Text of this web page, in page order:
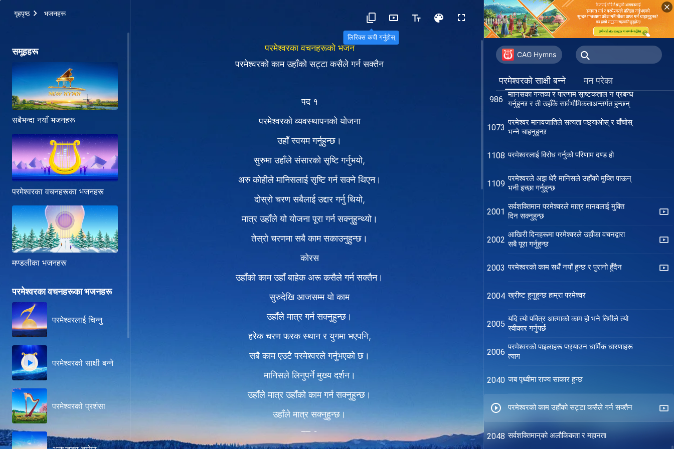
गृहपृष्ठ भजनहरू
लिरिक्स कपी गर्नुहोस्
समूहहरू
सबैभन्दा नयाँ भजनहरू
परमेश्‍वरका वचनहरूका भजनहरू
मण्डलीका भजनहरू
परमेश्‍वरका वचनहरूका भजनहरू
परमेश्‍वरलाई चिन्‍नु
परमेश्‍वरको साक्षी बन्‍ने
परमेश्वरको प्रशंसा
परमेश्‍वरका वचनहरूको भजन
परमेश्‍वरको काम उहाँको सट्टा कसैले गर्न सक्तैन
पद १
परमेश्‍वरको व्यवस्थापनको योजना
उहाँ स्वयम गर्नुहुन्छ।
सुरुमा उहाँले संसारको सृष्टि गर्नुभयो,
अरु कोहीले मानिसलाई सृष्टि गर्न सक्ने थिएन।
दोस्रो चरण सबैलाई उद्दार गर्नु थियो,
मात्र उहाँले यो योजना पूरा गर्न सक्नुहुन्थ्यो।
तेस्रो चरणमा सबै काम सकाउनुहुन्छ।
कोरस
उहाँको काम उहाँ बाहेक अरू कसैले गर्न सक्तैन।
सुरुदेखि आजसम्म यो काम
उहाँले मात्र गर्न सक्नुहुन्छ।
हरेक चरण फरक स्थान र युगमा भएपनि,
सबै काम एउटै परमेश्‍वरले गर्नुभएको छ।
मानिसले लिनुपर्ने मुख्य दर्शन।
उहाँले मात्र उहाँको काम गर्न सक्नुहुन्छ।
उहाँले मात्र सक्नुहुन्छ।
पद २
CAG Hymns
परमेश्‍वरको साक्षी बन्‍ने मन परेका
660
सक्तैनन् मानवजातिले आफ्नो नियतिलाई
नियन्त्रण गर्न
सृष्टिकर्ताले मानिसको जीवन-मृत्यु नियन्त्रण
गर्नुहुन्छ
परमेश्‍वरको मुक्तिको काम सबैभन्दा न्यायवान्
अभियान हो
986
मानिसको गन्तव्य र परिणाम सृष्टिकर्ताले नै प्रबन्ध
गर्नुहुन्छ र ती उहाँकै सार्वभौमिकताअन्तर्गत हुन्छन्
1073
परमेश्‍वर मानवजातिले सत्यता पछ्याओस् र बाँचोस्
भन्ने चाहनुहुन्छ
1108 परमेश्‍वरलाई विरोध गर्नुको परिणाम दण्ड हो
1109
परमेश्‍वरले अझ धेरै मानिसले उहाँको मुक्ति पाऊन्
भनी इच्छा गर्नुहुन्छ
2001
सर्वशक्तिमान परमेश्‍वरले मात्र मानवलाई मुक्ति
दिन सक्नुहुन्छ
2002
आखिरी दिनहरूमा परमेश्‍वरले उहाँका वचनद्वारा
सबै पूरा गर्नुहुन्छ
2003 परमेश्‍वरको काम सधैँ नयाँ हुन्छ र पुरानो हुँदैन
2004 ख्रीष्ट हुनुहुन्छ हाम्रा परमेश्‍वर
2005
यदि त्यो पवित्र आत्माको काम हो भने तिमीले त्यो
स्वीकार गर्नुपर्छ
2006
परमेश्‍वरको पाइलाहरू पछ्याउन धार्मिक धारणाहरू
त्याग
2040 जब पृथ्वीमा राज्य साकार हुन्छ
परमेश्‍वरको काम उहाँको सट्टा कसैले गर्न सक्तैन
2048 सर्वशक्तिमान्‌को अलौकिकता र महानता